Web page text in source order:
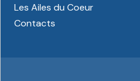
Les Ailes du Coeur
Contacts